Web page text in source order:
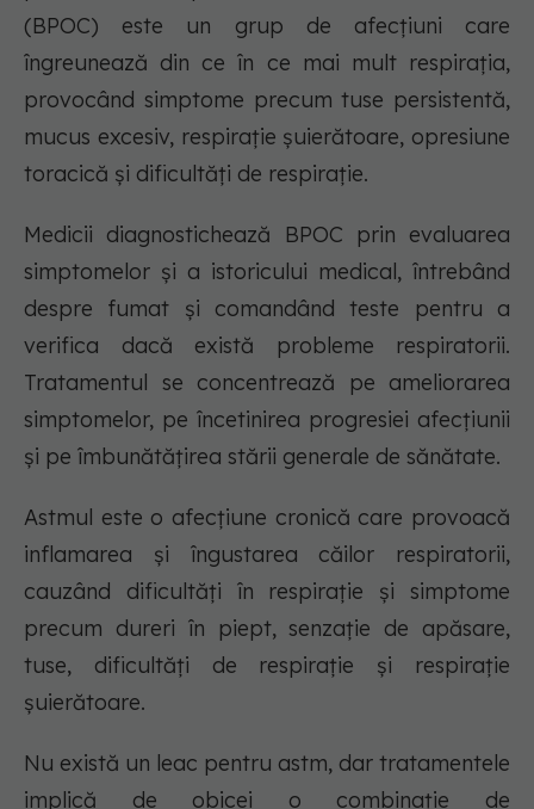
(BPOC) este un grup de afecțiuni care
îngreunează din ce în ce mai mult respirația,
provocând simptome precum tuse persistentă,
mucus excesiv, respirație șuierătoare, opresiune
toracică și dificultăți de respirație.
Medicii diagnostichează BPOC prin evaluarea
simptomelor și a istoricului medical, întrebând
despre fumat și comandând teste pentru a
verifica dacă există probleme respiratorii.
Tratamentul se concentrează pe ameliorarea
simptomelor, pe încetinirea progresiei afecțiunii
și pe îmbunătățirea stării generale de sănătate.
Astmul este o afecțiune cronică care provoacă
inflamarea și îngustarea căilor respiratorii,
cauzând dificultăți în respirație și simptome
precum dureri în piept, senzație de apăsare,
tuse, dificultăți de respirație și respirație
șuierătoare.
Nu există un leac pentru astm, dar tratamentele
implică de obicei o combinație de